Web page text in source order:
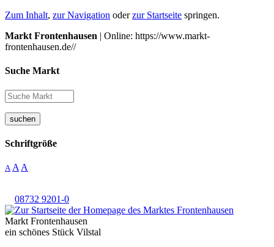
Zum Inhalt, zur Navigation oderzur Startseite springen.
Markt Frontenhausen | Online: https://www.markt-
frontenhausen.de//
Suche Markt
suchen
Schriftgröße
A A A
08732 9201-0
Markt Frontenhausen
ein schönes Stück Vilstal